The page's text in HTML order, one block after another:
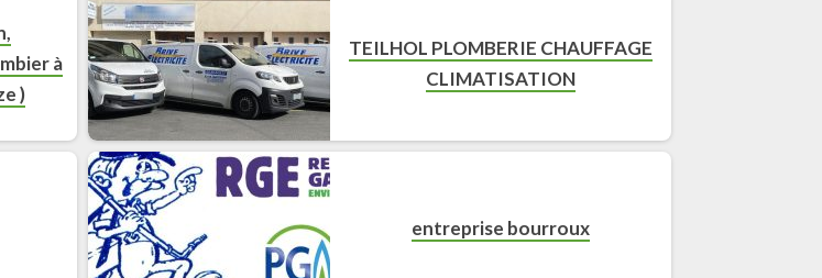
à
)
TEILHOL PLOMBERIE CHAUFFAGE
CLIMATISATION
entreprise bourroux